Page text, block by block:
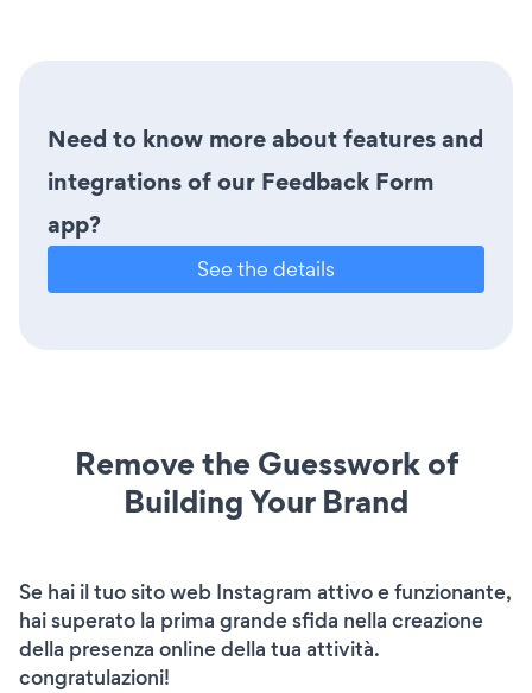
Need to know more about features and
integrations of our Feedback Form
app?
See the details
Remove the Guesswork of
Building Your Brand
Se hai il tuo sito web Instagram attivo e funzionante,
hai superato la prima grande sfida nella creazione
della presenza online della tua attività.
congratulazioni!